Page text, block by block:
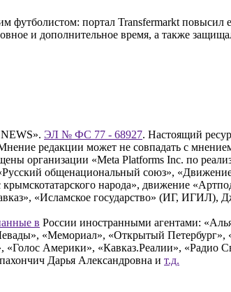
футболистом: портал Transfermarkt
и дополнительное время, а также
ЭЛ № ФС 77 - 68927. Настоящий
редакции может не совпадать с
организации «Meta Platforms Inc. по
общенациональный союз»,
народа», движение
«Исламское государство» (ИГ, ИГИЛ),
в России иностранными агентами:
«Мемориал», «Открытый Петербург»,
«Голос Америки», «Кавказ.Реалии»,
Дарья Александровна и т.д.